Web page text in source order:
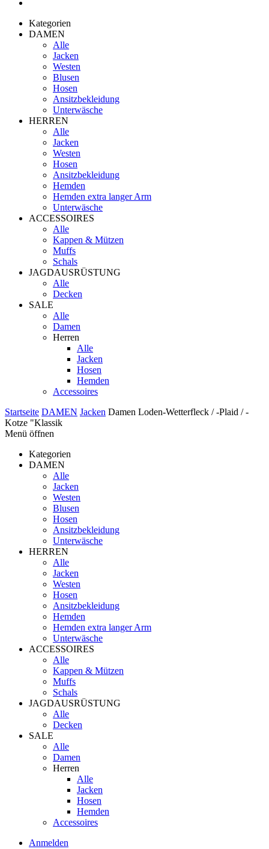
Kategorien
DAMEN
Alle
Jacken
Westen
Blusen
Hosen
Ansitzbekleidung
Unterwäsche
HERREN
Alle
Jacken
Westen
Hosen
Ansitzbekleidung
Hemden
Hemden extra langer Arm
Unterwäsche
ACCESSOIRES
Alle
Kappen & Mützen
Muffs
Schals
JAGDAUSRÜSTUNG
Alle
Decken
SALE
Alle
Damen
Herren
Alle
Jacken
Hosen
Hemden
Accessoires
Startseite DAMEN Jacken Damen Loden-Wetterfleck / -Plaid / -
Kotze "Klassik
Menü öffnen
Kategorien
DAMEN
Alle
Jacken
Westen
Blusen
Hosen
Ansitzbekleidung
Unterwäsche
HERREN
Alle
Jacken
Westen
Hosen
Ansitzbekleidung
Hemden
Hemden extra langer Arm
Unterwäsche
ACCESSOIRES
Alle
Kappen & Mützen
Muffs
Schals
JAGDAUSRÜSTUNG
Alle
Decken
SALE
Alle
Damen
Herren
Alle
Jacken
Hosen
Hemden
Accessoires
Anmelden